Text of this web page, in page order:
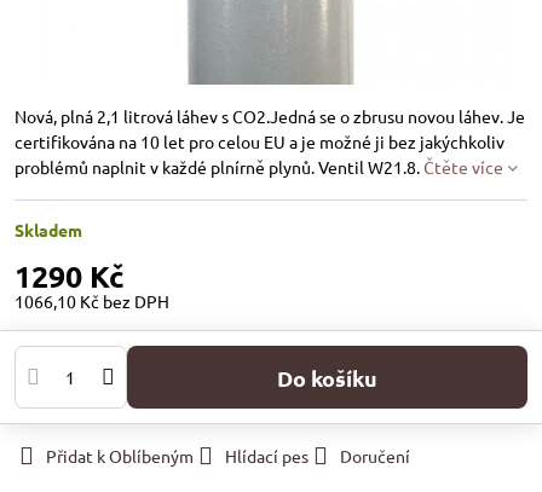
Nová, plná 2,1 litrová láhev s CO2.Jedná se o zbrusu novou láhev. Je
certifikována na 10 let pro celou EU a je možné ji bez jakýchkoliv
problémů naplnit v každé plnírně plynů. Ventil W21.8.Čtěte více
Skladem
1290 Kč
1066,10 Kč bez DPH
Do košíku
Přidat k Oblíbeným Hlídací pes Doručení